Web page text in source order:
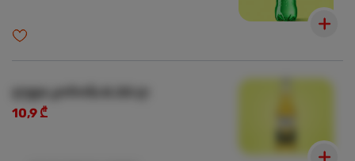
ლუდი კორონა 0.33 ლ
10,9 ₾